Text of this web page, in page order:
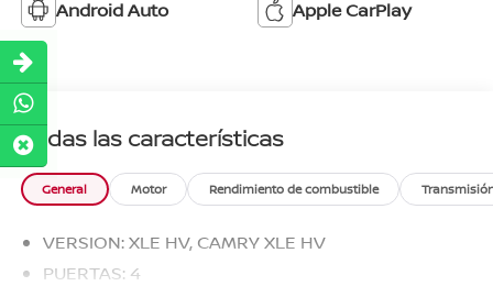
Android Auto Apple CarPlay
Todas las características
General Motor Rendimiento de combustible
VERSION: XLE HV, CAMRY XLE HV
PUERTAS: 4